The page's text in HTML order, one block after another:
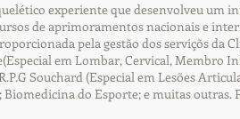
experiente que desenvolveu um
de aprimoramentos nacionais e
pela gestão dos serviçõs da
em Lombar, Cervical, Membro
Souchard (Especial em Lesões
do Esporte; e muitas